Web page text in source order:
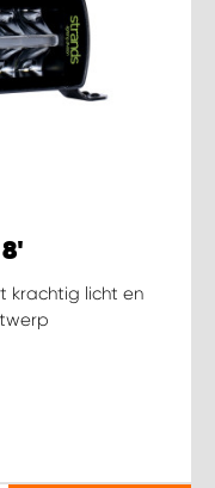
krachtig licht en